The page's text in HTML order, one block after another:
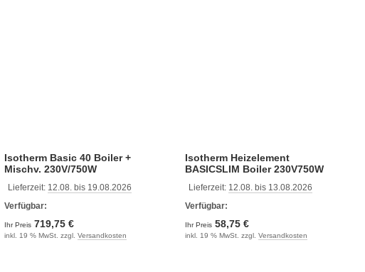
Isotherm Basic 40 Boiler +
Mischv. 230V/750W
Lieferzeit: 12.08. bis 19.08.2026
Verfügbar:
Ihr Preis 719,75 €
inkl. 19 % MwSt. zzgl. Versandkosten
Isotherm Heizelement
BASICSLIM Boiler 230V750W
Lieferzeit: 12.08. bis 13.08.2026
Verfügbar:
Ihr Preis 58,75 €
inkl. 19 % MwSt. zzgl. Versandkosten